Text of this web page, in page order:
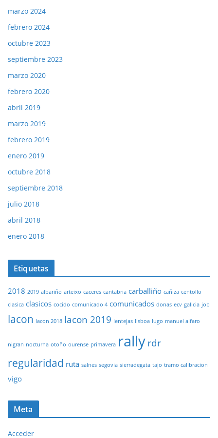
marzo 2024
febrero 2024
octubre 2023
septiembre 2023
marzo 2020
febrero 2020
abril 2019
marzo 2019
febrero 2019
enero 2019
octubre 2018
septiembre 2018
julio 2018
abril 2018
enero 2018
Etiquetas
2018 2019 albariño arteixo caceres cantabria carballiño cañiza centollo
clasica clasicos cocido comunicado 4 comunicados donas ecv galicia job
lacon lacon 2018 lacon 2019 lentejas lisboa lugo manuel alfaro
nigran nocturna otoño ourense primavera rallyrdr
regularidad ruta salnes segovia sierradegata tajo tramo calibracion
vigo
Meta
Acceder